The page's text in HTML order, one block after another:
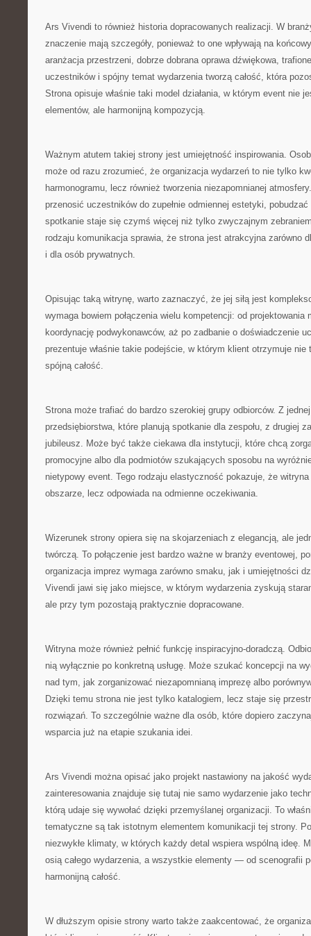
Ars Vivendi to również historia dopracowanych realizacji. W
znaczenie mają szczegóły, ponieważ to one wpływają na
aranżacja przestrzeni, dobrze dobrana oprawa dźwiękowa,
uczestników i spójny temat wydarzenia tworzą całość, która
Strona opisuje właśnie taki model działania, w którym event nie
elementów, ale harmonijną kompozycją.
Ważnym atutem takiej strony jest umiejętność inspirowania.
może od razu zrozumieć, że organizacja wydarzeń to nie tylko
harmonogramu, lecz również tworzenia niezapomnianej
przenosić uczestników do zupełnie odmiennej estetyki,
spotkanie staje się czymś więcej niż tylko zwyczajnym
rodzaju komunikacja sprawia, że strona jest atrakcyjna zarówno
i dla osób prywatnych.
Opisując taką witrynę, warto zaznaczyć, że jej siłą jest
wymaga bowiem połączenia wielu kompetencji: od projektowania
koordynację podwykonawców, aż po zadbanie o doświadczenie
prezentuje właśnie takie podejście, w którym klient otrzymuje nie
spójną całość.
Strona może trafiać do bardzo szerokiej grupy odbiorców. Z
przedsiębiorstwa, które planują spotkanie dla zespołu, z drugiej
jubileusz. Może być także ciekawa dla instytucji, które chcą
promocyjne albo dla podmiotów szukających sposobu na
nietypowy event. Tego rodzaju elastyczność pokazuje, że
obszarze, lecz odpowiada na odmienne oczekiwania.
Wizerunek strony opiera się na skojarzeniach z elegancją, ale
twórczą. To połączenie jest bardzo ważne w branży eventowej,
organizacja imprez wymaga zarówno smaku, jak i umiejętności
Vivendi jawi się jako miejsce, w którym wydarzenia zyskują
ale przy tym pozostają praktycznie dopracowane.
Witryna może również pełnić funkcję inspiracyjno-doradczą.
nią wyłącznie po konkretną usługę. Może szukać koncepcji na
nad tym, jak zorganizować niezapomnianą imprezę albo
Dzięki temu strona nie jest tylko katalogiem, lecz staje się
rozwiązań. To szczególnie ważne dla osób, które dopiero
wsparcia już na etapie szukania idei.
Ars Vivendi można opisać jako projekt nastawiony na jakość
zainteresowania znajduje się tutaj nie samo wydarzenie jako
którą udaje się wywołać dzięki przemyślanej organizacji. To
tematyczne są tak istotnym elementem komunikacji tej strony.
niezwykłe klimaty, w których każdy detal wspiera wspólną ideę.
osią całego wydarzenia, a wszystkie elementy — od scenografii
harmonijną całość.
W dłuższym opisie strony warto także zaakcentować, że